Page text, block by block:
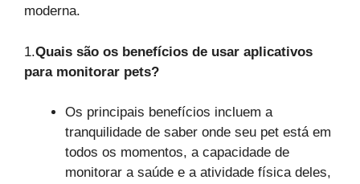
moderna.
1.Quais são os benefícios de usar aplicativos
para monitorar pets?
Os principais benefícios incluem a
tranquilidade de saber onde seu pet está em
todos os momentos, a capacidade de
monitorar a saúde e a atividade física deles,